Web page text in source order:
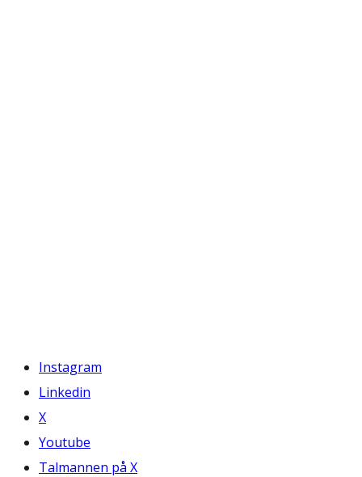
Instagram
Linkedin
X
Youtube
Talmannen på X